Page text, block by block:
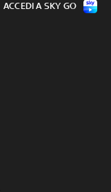
ACCEDI A SKY GO